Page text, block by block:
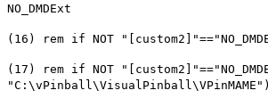
NO_DMDExt
(16) rem if NOT
(17) rem if NOT
"C:\vPinball\VisualPinball\VPinMAME")